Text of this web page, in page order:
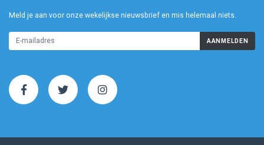
Meld je aan voor onze wekelijkse nieuwsbrief en mis helemaal niets.
AANMELDEN